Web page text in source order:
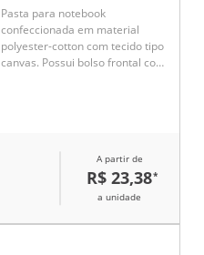
Pasta para notebook
confeccionada em material
polyester-cotton com tecido tipo
canvas. Possui bolso frontal com
A partir de
R$ 23,38*
a unidade